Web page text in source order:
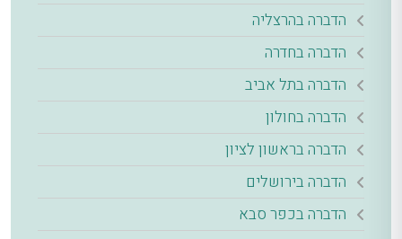
הדברה בהרצליה
הדברה בחדרה
הדברה בתל אביב
הדברה בחולון
הדברה בראשון לציון
הדברה בירושלים
הדברה בכפר סבא